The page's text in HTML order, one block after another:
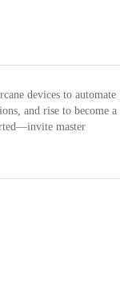
devices to automate
and rise to become a
master